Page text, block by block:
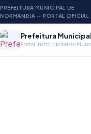
PREFEITURA MUNICIPAL DE
NORMANDIA — PORTAL OFICIAL
Prefeitura
Portal Institucional do